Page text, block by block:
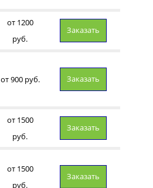
от 1200
руб.
Заказать
от 900 руб. Заказать
от 1500
руб.
Заказать
от 1500
руб.
Заказать